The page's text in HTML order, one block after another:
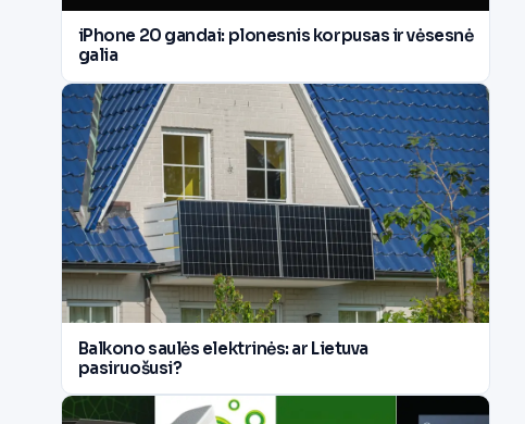
iPhone 20 gandai: plonesnis korpusas ir vėsesnė
galia
Balkono saulės elektrinės: ar Lietuva
pasiruošusi?